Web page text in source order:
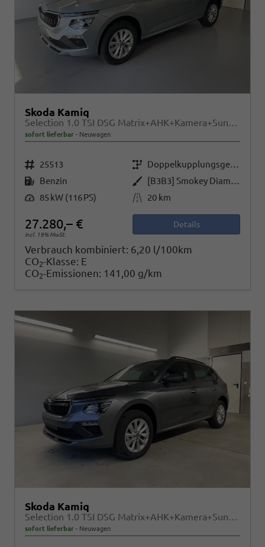
Skoda Kamiq
Selection 1.0 TSI DSG Matrix+AHK+Kamera+Sunset+PDCvohi+Kessy+Sitzheizung+GV4
sofort lieferbar Neuwagen
Fahrzeugnr. 25513 Getriebe
Doppelkupplungsgetriebe (DSG)
Kraftstoff Benzin Außenfarbe
[B3B3] Smokey Diamond-Silber Metallic
Leistung 85 kW (116 PS) Kilometerstand 20 km
27.280,– €
incl. 19% MwSt.
Details
Verbrauch kombiniert: 6,20 l/100km
CO2-Klasse: E
CO2-Emissionen: 141,00 g/km
Skoda Kamiq
Selection 1.0 TSI DSG Matrix+AHK+Kamera+Sunset+PDCvohi+Kessy+Sitzheizung+GV4
sofort lieferbar Neuwagen